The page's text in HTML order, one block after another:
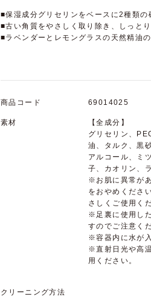
■保湿成分グリセリンをベースに2種類の
■古い角質をやさしく取り除き、しっと
■ラベンダーとレモングラスの天然精油の
商品コード 69014025
素材
【全成分】
グリセリン、
油、タルク、黒
アルコール、ミ
子、カオリン、
※お肌に異常が
をおやめくださ
さしくご使用く
※足裏に使用し
すのでご注意く
※容器内に水が
※直射日光や高
用ください。
クリーニング方法